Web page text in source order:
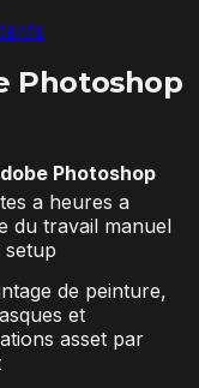
Photoshop
Photoshop
a heures a
du travail manuel
setup
de peinture,
et
asset par